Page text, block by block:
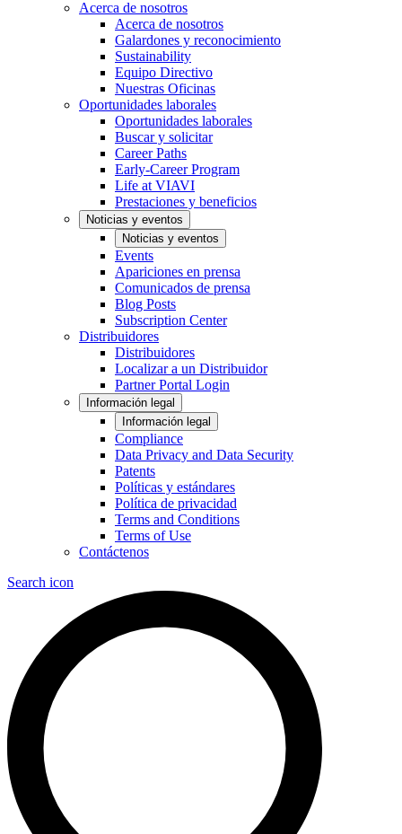
Acerca de nosotros
Acerca de nosotros
Galardones y reconocimiento
Sustainability
Equipo Directivo
Nuestras Oficinas
Oportunidades laborales
Oportunidades laborales
Buscar y solicitar
Career Paths
Early-Career Program
Life at VIAVI
Prestaciones y beneficios
Noticias y eventos
Noticias y eventos
Events
Apariciones en prensa
Comunicados de prensa
Blog Posts
Subscription Center
Distribuidores
Distribuidores
Localizar a un Distribuidor
Partner Portal Login
Información legal
Información legal
Compliance
Data Privacy and Data Security
Patents
Políticas y estándares
Política de privacidad
Terms and Conditions
Terms of Use
Contáctenos
Search icon